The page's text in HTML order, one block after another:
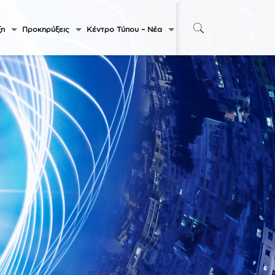
Προκηρύξεις Κέντρο Τύπου – Νέα